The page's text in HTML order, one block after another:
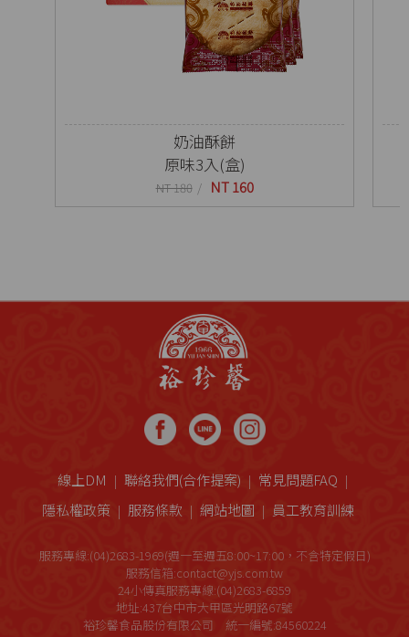
奶油酥餅
原味3入(盒)
NT 180 NT 160
線上DM 聯絡我們(合作提案)
常見問題FAQ
隱私權政策
服務條款 網站地圖 員工教育訓練
服務專線:(04)2683-1969(週一至週五8:00~17:00，不含特定假日)
服務信箱:contact@yjs.com.tw
24小傳真服務專線:(04)2683-6859
地址:437台中市大甲區光明路67號
裕珍馨食品股份有限公司 統一編號:84560224